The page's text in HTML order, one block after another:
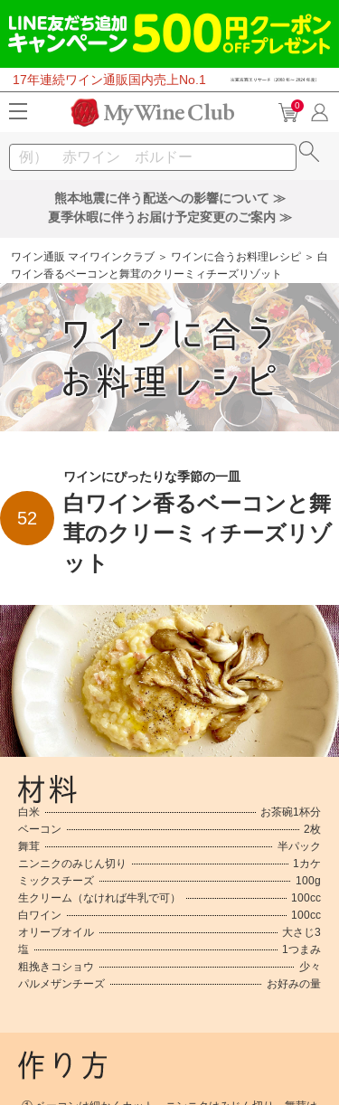
17年連続ワイン通販国内売上No.1
0
熊本地震に伴う配送への影響について ≫
夏季休暇に伴うお届け予定変更のご案内 ≫
ワイン通販 マイワインクラブ ＞ ワインに合うお料理レシピ ＞ 白
ワイン香るベーコンと舞茸のクリーミィチーズリゾット
52
ワインにぴったりな季節の一皿
白ワイン香るベーコンと舞
茸のクリーミィチーズリゾ
ット
白米
お茶碗1杯分
ベーコン
2枚
舞茸
半パック
ニンニクのみじん切り
1カケ
ミックスチーズ
100g
生クリーム（なければ牛乳で可）
100cc
白ワイン
100cc
オリーブオイル
大さじ3
塩
1つまみ
粗挽きコショウ
少々
パルメザンチーズ
お好みの量